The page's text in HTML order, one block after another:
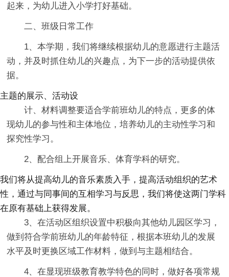
起来，为幼儿进入小学打好基础。
二、班级日常工作
1、本学期，我们将继续根据幼儿的意愿进行主题活
动，并及时抓住幼儿的兴趣点，为下一步的活动提供依
据。
主题的展示、活动设
计、材料调整要适合学前班幼儿的特点，更多的体
现幼儿的参与性和主体地位，培养幼儿的主动性学习和
探究性学习。
2、配合组上开展音乐、体育学科的研究。
我们将从提高幼儿的音乐素质入手，提高活动组织的艺术
性，通过与同事间的互相学习与反思，我们将使这两门学科
在原有基础上获得发展。
3、在活动区组织设置中积极向其他幼儿园区学习，
做到符合学前班幼儿的年龄特征，根据本班幼儿的发展
水平及时更换区域工作材料，做到与主题相结合。
4、在显现班级教育教学特色的同时，做好各项常规